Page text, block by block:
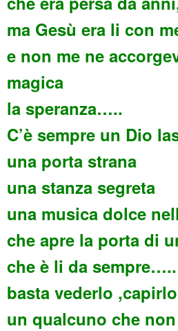
ma Gesù era li con
e non me ne
magica
la speranza…..
C’è sempre un Dio
una porta strana
una stanza segreta
una musica dolce
che apre la porta di
che è li da sempre…..
basta vederlo
un qualcuno che